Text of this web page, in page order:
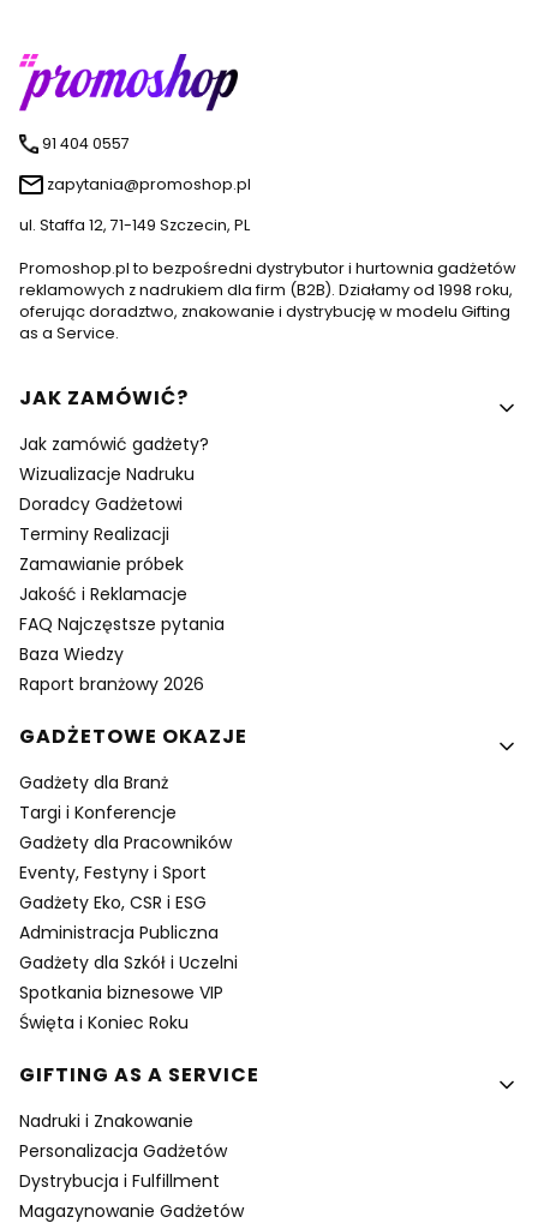
91 404 0557
zapytania@promoshop.pl
ul. Staffa 12, 71-149 Szczecin, PL
Promoshop.pl to bezpośredni dystrybutor i hurtownia gadżetów
reklamowych z nadrukiem dla firm (B2B). Działamy od 1998 roku,
oferując doradztwo, znakowanie i dystrybucję w modelu Gifting
as a Service.
Linki w stopce
JAK ZAMÓWIĆ?
Jak zamówić gadżety?
Wizualizacje Nadruku
Doradcy Gadżetowi
Terminy Realizacji
Zamawianie próbek
Jakość i Reklamacje
FAQ Najczęstsze pytania
Baza Wiedzy
Raport branżowy 2026
GADŻETOWE OKAZJE
Gadżety dla Branż
Targi i Konferencje
Gadżety dla Pracowników
Eventy, Festyny i Sport
Gadżety Eko, CSR i ESG
Administracja Publiczna
Gadżety dla Szkół i Uczelni
Spotkania biznesowe VIP
Święta i Koniec Roku
GIFTING AS A SERVICE
Nadruki i Znakowanie
Personalizacja Gadżetów
Dystrybucja i Fulfillment
Magazynowanie Gadżetów